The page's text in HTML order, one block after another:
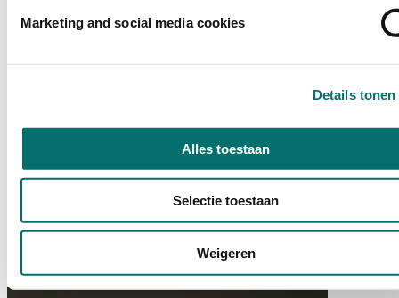
Marketing and social media cookies
Details tonen
Alles toestaan
Selectie toestaan
Weigeren
€ 3.300,00
LET OP:De informatie en prijzen genoemd op deze website zijn
Prijzen kunnen veranderen onder invloed van de tijd van het jaar, of
sluitende offerte neemt u contact op met één van onze sales
consultants. Alle prijzen zijn exclusief BTW.
Meer informatie & contact
Heb je vragen over deelname aan Horecava of ben je benieuwd naar
de online mogelijkheden van Horecava? Bekijk dan deveelgestelde
of neem contact met ons op. Ons team staat voor je klaar en